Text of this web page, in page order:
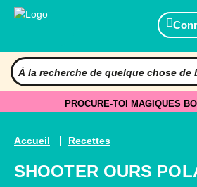
PROCURE-TOI MAGIQUES
Accueil Recettes
SHOOTER OURS